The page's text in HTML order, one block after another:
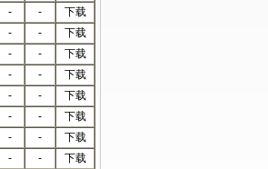
- -
下载
- -
下载
- -
下载
- -
下载
- -
下载
- -
下载
- -
下载
- -
下载